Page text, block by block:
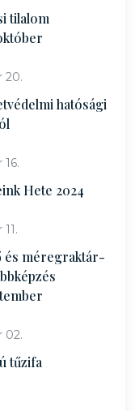
tilalom
20.
hatósági
Hete 2024
és méregraktár-
02.
tűzifa